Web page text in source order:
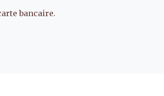
bancaire.